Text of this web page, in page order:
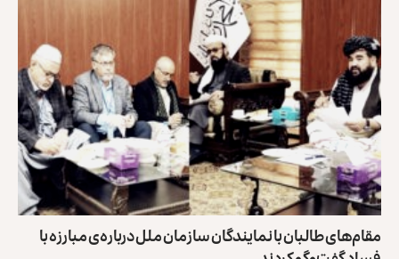
مقام‌های طالبان با نمایندگان سازمان ملل درباره‌ی مبارزه با